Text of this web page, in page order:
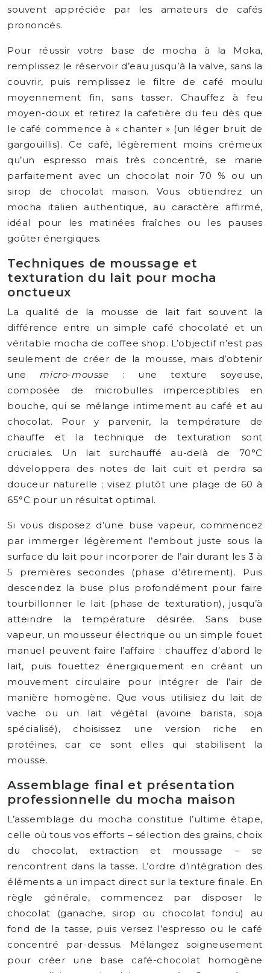
souvent appréciée par les amateurs de cafés
prononcés.
Pour réussir votre base de mocha à la Moka,
remplissez le réservoir d’eau jusqu’à la valve, sans la
couvrir, puis remplissez le filtre de café moulu
moyennement fin, sans tasser. Chauffez à feu
moyen-doux et retirez la cafetière du feu dès que
le café commence à « chanter » (un léger bruit de
gargouillis). Ce café, légèrement moins crémeux
qu’un espresso mais très concentré, se marie
parfaitement avec un chocolat noir 70 % ou un
sirop de chocolat maison. Vous obtiendrez un
mocha italien authentique, au caractère affirmé,
idéal pour les matinées fraîches ou les pauses
goûter énergiques.
Techniques de moussage et
texturation du lait pour mocha
onctueux
La qualité de la mousse de lait fait souvent la
différence entre un simple café chocolaté et un
véritable mocha de coffee shop. L’objectif n’est pas
seulement de créer de la mousse, mais d’obtenir
unemicro-mousse : une texture soyeuse,
composée de microbulles imperceptibles en
bouche, qui se mélange intimement au café et au
chocolat. Pour y parvenir, la température de
chauffe et la technique de texturation sont
cruciales. Un lait surchauffé au-delà de 70°C
développera des notes de lait cuit et perdra sa
douceur naturelle ; visez plutôt une plage de 60 à
65°C pour un résultat optimal.
Si vous disposez d’une buse vapeur, commencez
par immerger légèrement l’embout juste sous la
surface du lait pour incorporer de l’air durant les 3 à
5 premières secondes (phase d’étirement). Puis
descendez la buse plus profondément pour faire
tourbillonner le lait (phase de texturation), jusqu’à
atteindre la température désirée. Sans buse
vapeur, un mousseur électrique ou un simple fouet
manuel peuvent faire l’affaire : chauffez d’abord le
lait, puis fouettez énergiquement en créant un
mouvement circulaire pour intégrer de l’air de
manière homogène. Que vous utilisiez du lait de
vache ou un lait végétal (avoine barista, soja
spécialisé), choisissez une version riche en
protéines, car ce sont elles qui stabilisent la
mousse.
Assemblage final et présentation
professionnelle du mocha maison
L’assemblage du mocha constitue l’ultime étape,
celle où tous vos efforts – sélection des grains, choix
du chocolat, extraction et moussage – se
rencontrent dans la tasse. L’ordre d’intégration des
éléments a un impact direct sur la texture finale. En
règle générale, commencez par disposer le
chocolat (ganache, sirop ou chocolat fondu) au
fond de la tasse, puis versez l’espresso ou le café
concentré par-dessus. Mélangez soigneusement
pour créer une base café-chocolat homogène